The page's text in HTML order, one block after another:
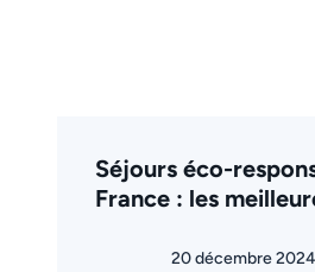
Séjours éco-
France : les
20 décembre 2024